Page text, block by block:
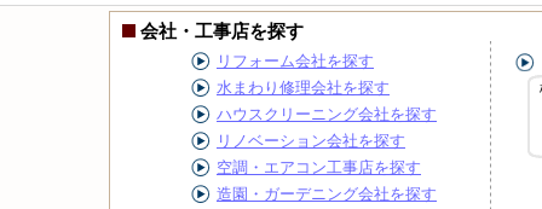
会社・工事店を探す
リフォーム会社を探す
水まわり修理会社を探す
ハウスクリーニング会社を探す
リノベーション会社を探す
空調・エアコン工事店を探す
造園・ガーデニング会社を探す